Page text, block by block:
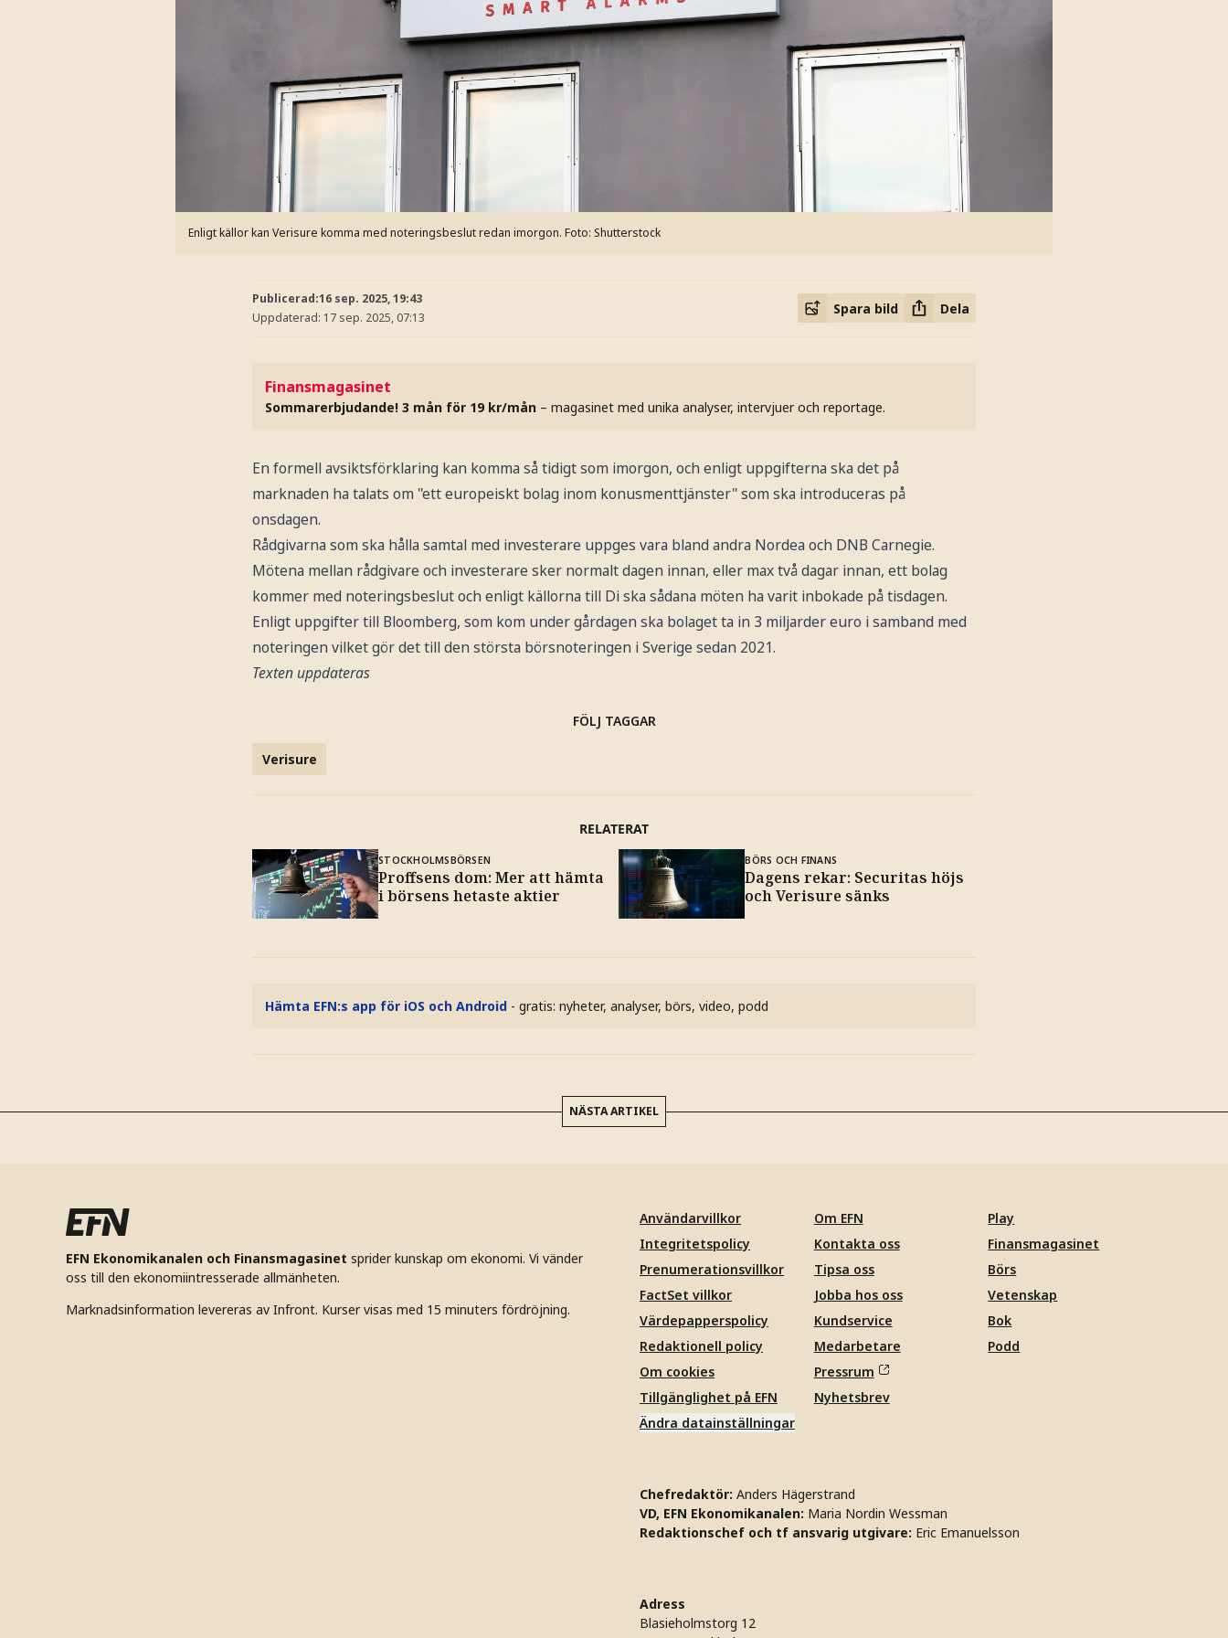
Enligt källor kan Verisure komma med noteringsbeslut redan imorgon. Foto: Shutterstock
Publicerad:16 sep. 2025, 19:43
Uppdaterad: 17 sep. 2025, 07:13
Spara bild Dela
Finansmagasinet
Sommarerbjudande! 3 mån för 19 kr/mån – magasinet med unika analyser, intervjuer och reportage.
En formell avsiktsförklaring kan komma så tidigt som imorgon, och enligt uppgifterna ska det på
marknaden ha talats om "ett europeiskt bolag inom konusmenttjänster" som ska introduceras på
onsdagen.
Rådgivarna som ska hålla samtal med investerare uppges vara bland andra Nordea och DNB Carnegie.
Mötena mellan rådgivare och investerare sker normalt dagen innan, eller max två dagar innan, ett bolag
kommer med noteringsbeslut och enligt källorna till Di ska sådana möten ha varit inbokade på tisdagen.
Enligt uppgifter till Bloomberg, som kom under gårdagen ska bolaget ta in 3 miljarder euro i samband med
noteringen vilket gör det till den största börsnoteringen i Sverige sedan 2021.
Texten uppdateras
FÖLJ TAGGAR
Verisure
RELATERAT
STOCKHOLMSBÖRSEN
Proffsens dom: Mer att hämta
i börsens hetaste aktier
BÖRS OCH FINANS
Dagens rekar: Securitas höjs
och Verisure sänks
Hämta EFN:s app för iOS och Android - gratis: nyheter, analyser, börs, video, podd
NÄSTA ARTIKEL
EFN Ekonomikanalen och Finansmagasinet sprider kunskap om ekonomi. Vi vänder
oss till den ekonomiintresserade allmänheten.
Marknadsinformation levereras av Infront. Kurser visas med 15 minuters fördröjning.
Användarvillkor
Integritetspolicy
Prenumerationsvillkor
FactSet villkor
Värdepapperspolicy
Redaktionell policy
Om cookies
Tillgänglighet på EFN
Ändra datainställningar
Om EFN
Kontakta oss
Tipsa oss
Jobba hos oss
Kundservice
Medarbetare
Pressrum
Nyhetsbrev
Play
Finansmagasinet
Börs
Vetenskap
Bok
Podd
Chefredaktör: Anders Hägerstrand
VD, EFN Ekonomikanalen: Maria Nordin Wessman
Redaktionschef och tf ansvarig utgivare: Eric Emanuelsson
Adress
Blasieholmstorg 12